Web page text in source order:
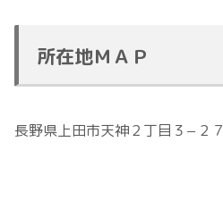
所在地ＭＡＰ
長野県上田市天神２丁目３−２７